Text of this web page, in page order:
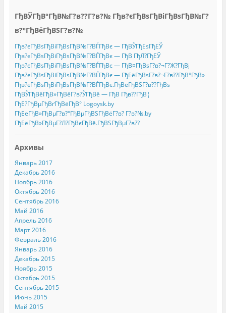
ГђВЎГђВ°ГђВ№Г?в??Г?в?№ Гђв?єГђВѕГђВіГђВѕГђВ№Г?
в?°ГђВёГђВЅГ?в?№
Гђв?єГђВѕГђВіГђВѕГђВ№Г?ВЃГђВє — ГђВЎГђЕѕГђЕЎ
Гђв?єГђВѕГђВіГђВѕГђВ№Г?ВЃГђВє — ГђВ ГђЛ?ГђЕЎ
Гђв?єГђВѕГђВіГђВѕГђВ№Г?ВЃГђВє — ГђВ¤ГђВѕГ?в?¬Г?Ж?ГђВј
Гђв?єГђВѕГђВіГђВѕГђВ№Г?ВЃГђВє — ГђЕёГђВѕГ?в?¬Г?в??ГђВ°ГђВ»
Гђв?єГђВѕГђВіГђВѕГђВ№Г?ВЃГђВє.ГђВёГђВЅГ?в??ГђВѕ
ГђВЎГђВёГђВ»ГђВёГ?в?ЎГђВё — ГђВ Гђв??ГђВ¦
ГђЕ?ГђВµГђВґГђВёГђВ° Logoysk.by
ГђЕёГђВ»ГђВµГ?в?°ГђВµГђВЅГђВёГ?в? Г?в?№.by
ГђЕёГђВ»ГђВµГ?Л?ГђВєГђВё.ГђВЅГђВµГ?в??
Архивы
Январь 2017
Декабрь 2016
Ноябрь 2016
Октябрь 2016
Сентябрь 2016
Май 2016
Апрель 2016
Март 2016
Февраль 2016
Январь 2016
Декабрь 2015
Ноябрь 2015
Октябрь 2015
Сентябрь 2015
Июнь 2015
Май 2015